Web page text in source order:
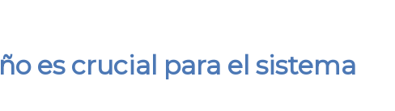
es crucial para el sistema